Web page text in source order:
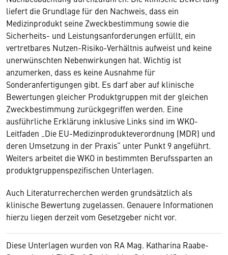
liefert die Grundlage für den Nachweis, dass ein
Medizinprodukt seine Zweckbestimmung sowie die
Sicherheits- und Leistungsanforderungen erfüllt, ein
vertretbares Nutzen-Risiko-Verhältnis aufweist und keine
unerwünschten Nebenwirkungen hat. Wichtig ist
anzumerken, dass es keine Ausnahme für
Sonderanfertigungen gibt. Es darf aber auf klinische
Bewertungen gleicher Produktgruppen mit der gleichen
Zweckbestimmung zurückgegriffen werden. Eine
ausführliche Erklärung inklusive Links sind im WKO-
Leitfaden „Die EU-Medizinprodukteverordnung (MDR) und
deren Umsetzung in der Praxis“ unter Punkt 9 angeführt.
Weiters arbeitet die WKO in bestimmten Berufssparten an
produktgruppenspezifischen Unterlagen.
Auch Literaturrecherchen werden grundsätzlich als
klinische Bewertung zugelassen. Genauere Informationen
hierzu liegen derzeit vom Gesetzgeber nicht vor.
Diese Unterlagen wurden von RA Mag. Katharina Raabe-